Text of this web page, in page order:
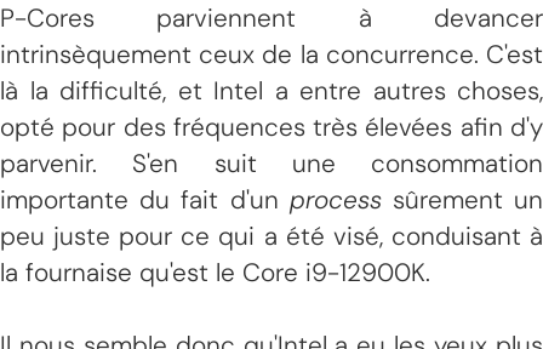
P-Cores parviennent à devancer
intrinsèquement ceux de la concurrence. C'est
là la difficulté, et Intel a entre autres choses,
opté pour des fréquences très élevées afin d'y
parvenir. S'en suit une consommation
importante du fait d'un processsûrement un
peu juste pour ce qui a été visé, conduisant à
la fournaise qu'est le Core i9-12900K.